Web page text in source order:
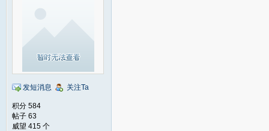
发短消息 关注Ta
积分 584
帖子 63
威望 415 个